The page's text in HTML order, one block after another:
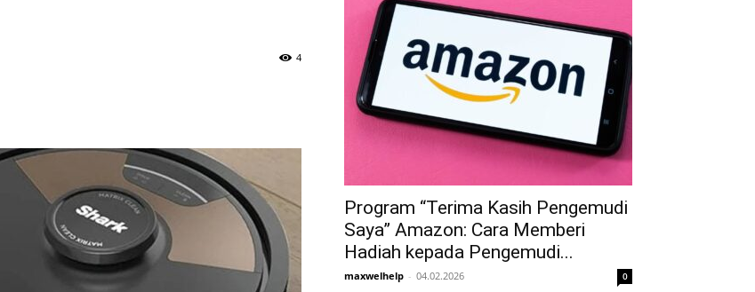
4
Program “Terima Kasih Pengemudi
Saya” Amazon: Cara Memberi
Hadiah kepada Pengemudi...
maxwelhelp - 04.02.2026 0